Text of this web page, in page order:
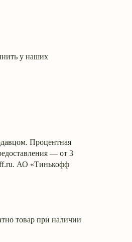
у наших
Процентная
— от 3
АО «Тинькофф
товар при наличии